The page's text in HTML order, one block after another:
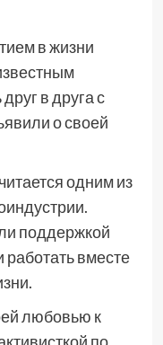
в жизни
в друга с
о своей
одним из
поддержкой
вместе
любовью к